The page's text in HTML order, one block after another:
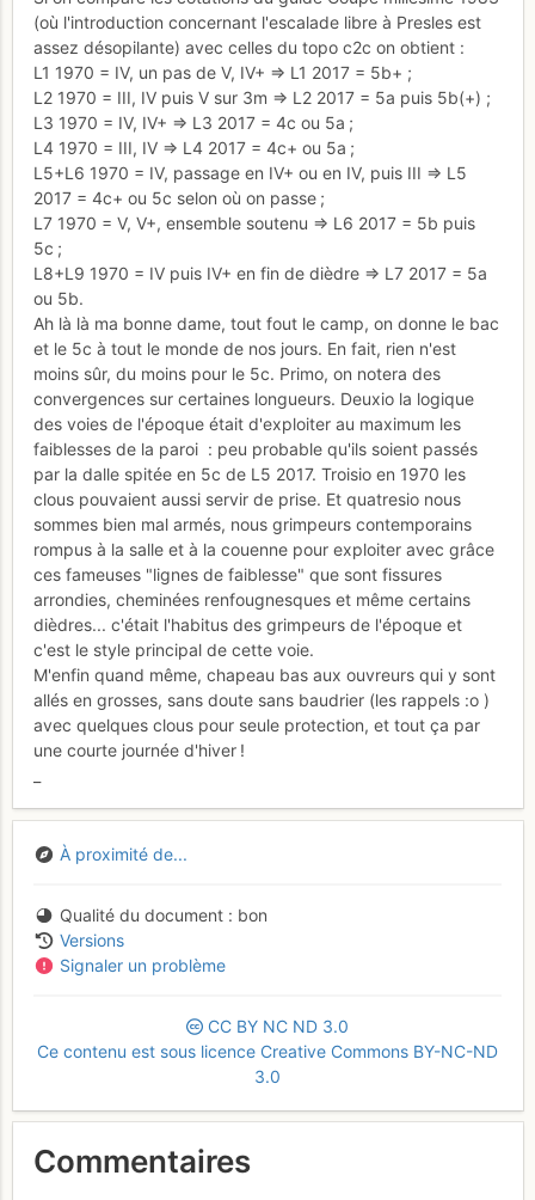
(où l'introduction concernant l'escalade libre à Presles est
assez désopilante) avec celles du topo c2c on obtient :
L1 1970 = IV, un pas de V, IV+ => L1 2017 = 5b+ ;
L2 1970 = III, IV puis V sur 3m => L2 2017 = 5a puis 5b(+) ;
L3 1970 = IV, IV+ => L3 2017 = 4c ou 5a ;
L4 1970 = III, IV => L4 2017 = 4c+ ou 5a ;
L5+L6 1970 = IV, passage en IV+ ou en IV, puis III => L5
2017 = 4c+ ou 5c selon où on passe ;
L7 1970 = V, V+, ensemble soutenu => L6 2017 = 5b puis
5c ;
L8+L9 1970 = IV puis IV+ en fin de dièdre => L7 2017 = 5a
ou 5b.
Ah là là ma bonne dame, tout fout le camp, on donne le bac
et le 5c à tout le monde de nos jours. En fait, rien n'est
moins sûr, du moins pour le 5c. Primo, on notera des
convergences sur certaines longueurs. Deuxio la logique
des voies de l'époque était d'exploiter au maximum les
faiblesses de la paroi : peu probable qu'ils soient passés
par la dalle spitée en 5c de L5 2017. Troisio en 1970 les
clous pouvaient aussi servir de prise. Et quatresio nous
sommes bien mal armés, nous grimpeurs contemporains
rompus à la salle et à la couenne pour exploiter avec grâce
ces fameuses "lignes de faiblesse" que sont fissures
arrondies, cheminées renfougnesques et même certains
dièdres... c'était l'habitus des grimpeurs de l'époque et
c'est le style principal de cette voie.
M'enfin quand même, chapeau bas aux ouvreurs qui y sont
allés en grosses, sans doute sans baudrier (les rappels :o )
avec quelques clous pour seule protection, et tout ça par
une courte journée d'hiver !
À proximité de...
Qualité du document
bon
Versions
Signaler un problème
CC BY NC ND 3.0
Ce contenu est sous licence Creative Commons BY-NC-ND
3.0
Commentaires